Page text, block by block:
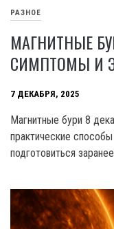
РАЗНОЕ
МАГНИТНЫЕ
СИМПТОМЫ И
7 ДЕКАБРЯ, 2025
Магнитные бури 8
практические
подготовиться заранее